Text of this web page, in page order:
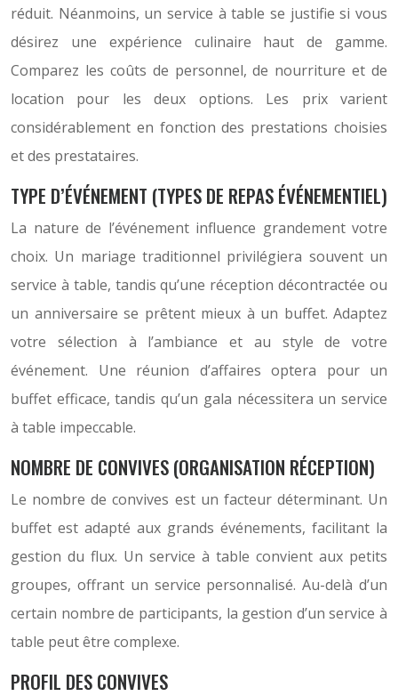
réduit. Néanmoins, un service à table se justifie si vous
désirez une expérience culinaire haut de gamme.
Comparez les coûts de personnel, de nourriture et de
location pour les deux options. Les prix varient
considérablement en fonction des prestations choisies
et des prestataires.
TYPE D’ÉVÉNEMENT (TYPES DE REPAS ÉVÉNEMENTIEL)
La nature de l’événement influence grandement votre
choix. Un mariage traditionnel privilégiera souvent un
service à table, tandis qu’une réception décontractée ou
un anniversaire se prêtent mieux à un buffet. Adaptez
votre sélection à l’ambiance et au style de votre
événement. Une réunion d’affaires optera pour un
buffet efficace, tandis qu’un gala nécessitera un service
à table impeccable.
NOMBRE DE CONVIVES (ORGANISATION RÉCEPTION)
Le nombre de convives est un facteur déterminant. Un
buffet est adapté aux grands événements, facilitant la
gestion du flux. Un service à table convient aux petits
groupes, offrant un service personnalisé. Au-delà d’un
certain nombre de participants, la gestion d’un service à
table peut être complexe.
PROFIL DES CONVIVES